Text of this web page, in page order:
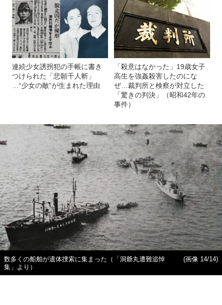
連続少女誘拐犯の手帳に書き
つけられた「悲願千人斬」
…“少女の敵”が生まれた理由
「殺意はなかった」19歳女子
高生を強姦殺害したのにな
ぜ…裁判所と検察が対立した
「驚きの判決」（昭和42年の
事件）
数多くの船舶が遺体捜索に集まった（「洞爺丸遭難追悼
集」より）
(画像 14/14)